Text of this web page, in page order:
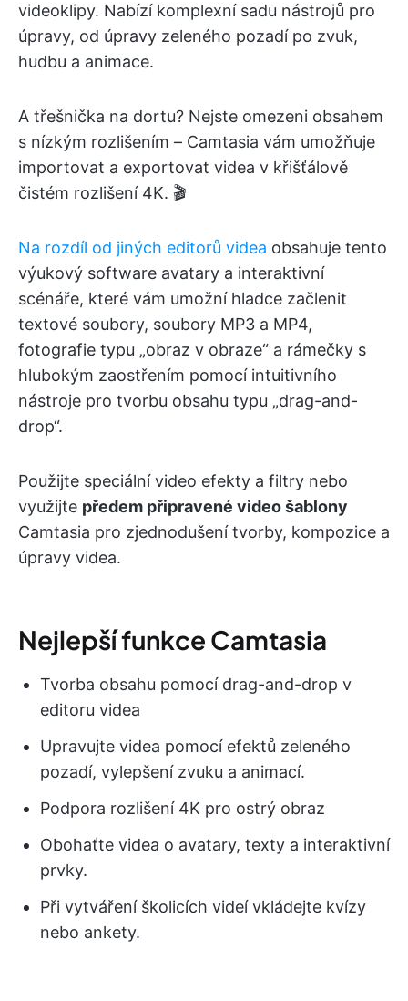
videoklipy. Nabízí komplexní sadu nástrojů pro
úpravy, od úpravy zeleného pozadí po zvuk,
hudbu a animace.
A třešnička na dortu? Nejste omezeni obsahem
s nízkým rozlišením – Camtasia vám umožňuje
importovat a exportovat videa v křišťálově
čistém rozlišení 4K. 🎬
Na rozdíl od jiných editorů videa obsahuje tento
výukový software avatary a interaktivní
scénáře, které vám umožní hladce začlenit
textové soubory, soubory MP3 a MP4,
fotografie typu „obraz v obraze“ a rámečky s
hlubokým zaostřením pomocí intuitivního
nástroje pro tvorbu obsahu typu „drag-and-
drop“.
Použijte speciální video efekty a filtry nebo
využijte předem připravené video šablony
Camtasia pro zjednodušení tvorby, kompozice a
úpravy videa.
Nejlepší funkce Camtasia
Tvorba obsahu pomocí drag-and-drop v
editoru videa
Upravujte videa pomocí efektů zeleného
pozadí, vylepšení zvuku a animací.
Podpora rozlišení 4K pro ostrý obraz
Obohaťte videa o avatary, texty a interaktivní
prvky.
Při vytváření školicích videí vkládejte kvízy
nebo ankety.